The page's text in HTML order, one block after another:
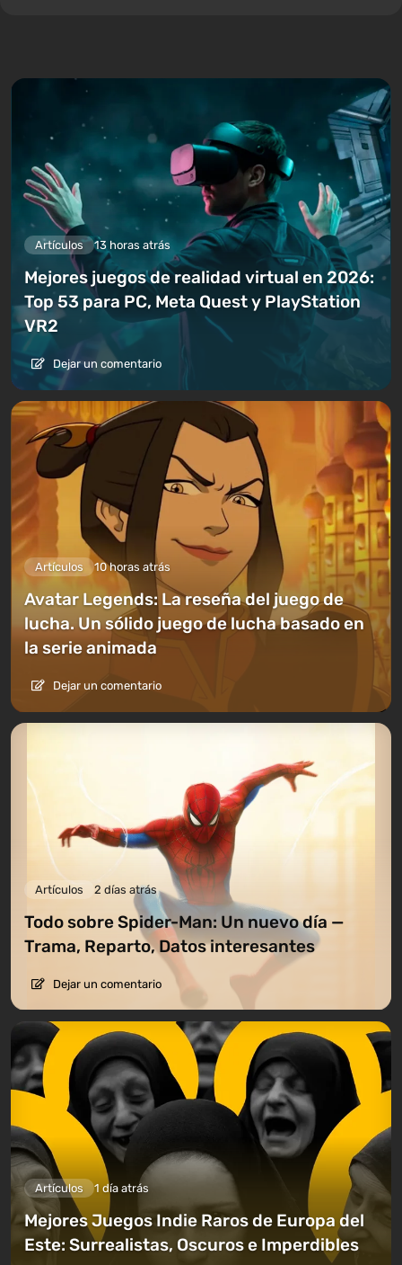
Artículos 13 horas atrás
Mejores juegos de realidad virtual en 2026:
Top 53 para PC, Meta Quest y PlayStation
VR2
Dejar un comentario
Artículos 10 horas atrás
Avatar Legends: La reseña del juego de
lucha. Un sólido juego de lucha basado en
la serie animada
Dejar un comentario
Artículos 2 días atrás
Todo sobre Spider-Man: Un nuevo día —
Trama, Reparto, Datos interesantes
Dejar un comentario
Artículos 1 día atrás
Mejores Juegos Indie Raros de Europa del
Este: Surrealistas, Oscuros e Imperdibles